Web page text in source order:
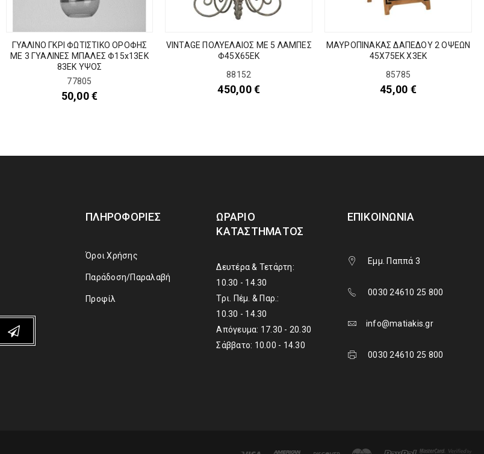
ΓΥΑΛΙΝΟ ΓΚΡΙ ΦΩΤΙΣΤΙΚΟ ΟΡΟΦΗΣ
ME 3 ΓΥΑΛΙΝΕΣ ΜΠΑΛΕΣ Φ15x13EK
83ΕΚ ΥΨΟΣ
77805
50,00€
VINTAGE ΠΟΛΥΕΛΑΙΟΣ ΜΕ 5 ΛΑΜΠΕΣ
Φ45Χ65ΕΚ
88152
450,00€
ΜΑΥΡΟΠΙΝΑΚΑΣ ΔΑΠΕΔΟΥ 2 ΟΨΕΩΝ
45Χ75ΕΚ Χ3ΕΚ
85785
45,00 €
ΠΛΗΡΟΦΟΡΊΕΣ
Όροι Χρήσης
Παράδοση/Παραλαβή
Προφίλ
ΩΡΆΡΙΟ
ΚΑΤΑΣΤΉΜΑΤΟΣ
Δευτέρα & Τετάρτη:
10.30 - 14.30
Τρι. Πέμ. & Παρ.:
10.30 - 14.30
Απόγευμα: 17.30 - 20.30
Σάββατο: 10.00 - 14.30
ΕΠΙΚΟΙΝΩΝΊΑ
Εμμ. Παππά 3
0030 24610 25 800
info@matiakis.gr
0030 24610 25 800